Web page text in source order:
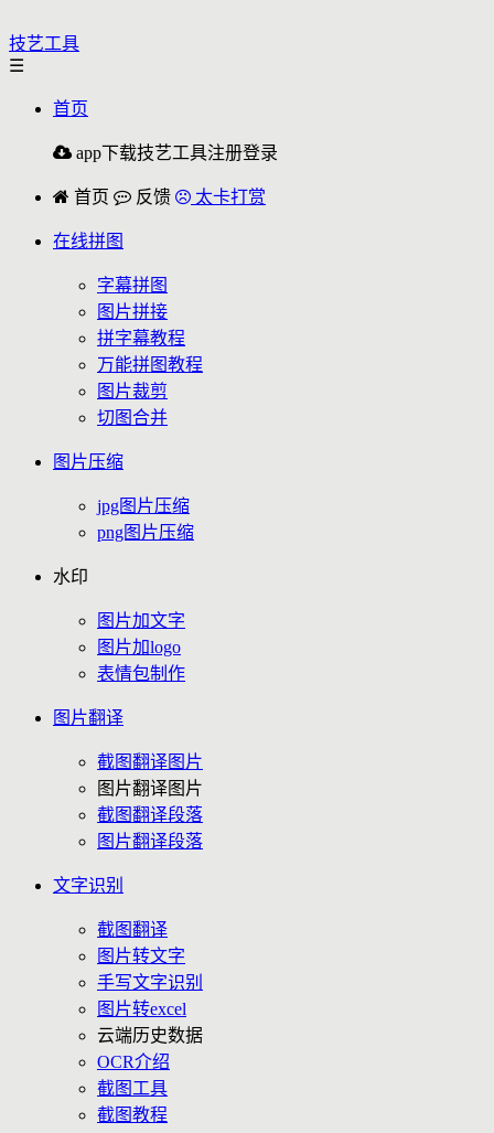
技艺工具
☰
首页
app下载技艺工具注册登录
首页 反馈 太卡打赏
在线拼图
字幕拼图
图片拼接
拼字幕教程
万能拼图教程
图片裁剪
切图合并
图片压缩
jpg图片压缩
png图片压缩
水印
图片加文字
图片加logo
表情包制作
图片翻译
截图翻译图片
图片翻译图片
截图翻译段落
图片翻译段落
文字识别
截图翻译
图片转文字
手写文字识别
图片转excel
云端历史数据
OCR介绍
截图工具
截图教程